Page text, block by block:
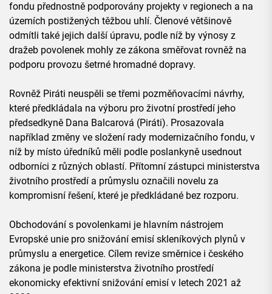
fondu přednostně podporovány projekty v regionech a na
územích postižených těžbou uhlí. Členové většinově
odmítli také jejich další úpravu, podle níž by výnosy z
dražeb povolenek mohly ze zákona směřovat rovněž na
podporu provozu šetrné hromadné dopravy.
Rovněž Piráti neuspěli se třemi pozměňovacími návrhy,
které předkládala na výboru pro životní prostředí jeho
předsedkyně Dana Balcarová (Piráti). Prosazovala
například změny ve složení rady modernizačního fondu, v
níž by místo úředníků měli podle poslankyně usednout
odborníci z různých oblastí. Přítomní zástupci ministerstva
životního prostředí a průmyslu označili novelu za
kompromisní řešení, které je předkládané bez rozporu.
Obchodování s povolenkami je hlavním nástrojem
Evropské unie pro snižování emisí skleníkových plynů v
průmyslu a energetice. Cílem revize směrnice i českého
zákona je podle ministerstva životního prostředí
ekonomicky efektivní snižování emisí v letech 2021 až